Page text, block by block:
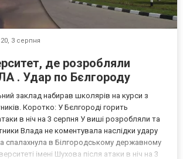
3 серпня
де розробляли
. Удар по Бєлгороду
заклад набирав школярів на курси з
Коротко: У Бєлгороді горить
в ніч на 3 серпня У виші розробляли та
Влада не коментувала наслідки удару
в Білгородському державному
імені Шухова після атаки в ніч на 3